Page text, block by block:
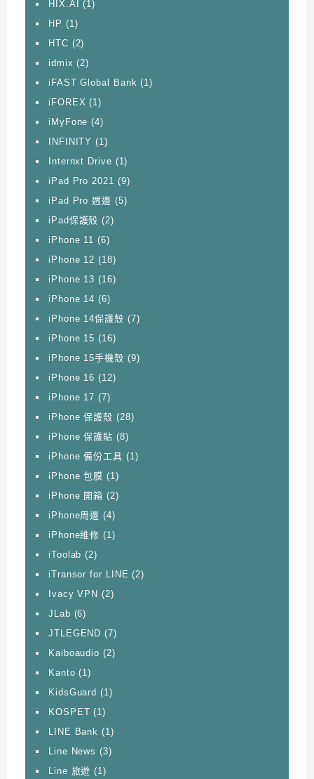
HIX.AI
(1)
HP (1)
HTC (2)
idmix (2)
iFAST Global Bank (1)
iFOREX (1)
iMyFone (4)
INFINITY (1)
Internxt Drive (1)
iPad Pro 2021 (9)
iPad Pro 週邊 (5)
iPad保護殼 (2)
iPhone 11 (6)
iPhone 12 (18)
iPhone 13 (16)
iPhone 14 (6)
iPhone 14保護殼 (7)
iPhone 15 (16)
iPhone 15手機殼 (9)
iPhone 16 (12)
iPhone 17 (7)
iPhone 保護殼 (28)
iPhone 保護貼 (8)
iPhone 備份工具 (1)
iPhone 包膜 (1)
iPhone 開箱 (2)
iPhone周邊 (4)
iPhone維修 (1)
iToolab (2)
iTransor for LINE (2)
Ivacy VPN (2)
JLab (6)
JTLEGEND (7)
Kaiboaudio (2)
Kanto (1)
KidsGuard (1)
KOSPET (1)
LINE Bank (1)
Line News (3)
Line 旅遊 (1)